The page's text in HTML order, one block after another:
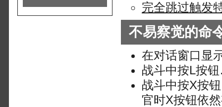
完全跳过触发
不易察觉的命
在对话窗口显
战斗中按L按
战斗中按X按
官时X按钮依